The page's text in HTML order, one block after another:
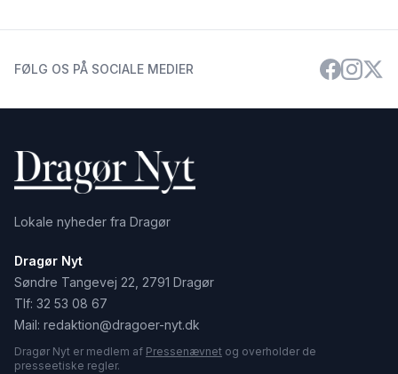
FØLG OS PÅ SOCIALE MEDIER
Lokale nyheder fra Dragør
Dragør Nyt
Søndre Tangevej 22, 2791 Dragør
Tlf: 32 53 08 67
Mail: redaktion@dragoer-nyt.dk
Dragør Nyt er medlem af Pressenævnet og overholder de
presseetiske regler.